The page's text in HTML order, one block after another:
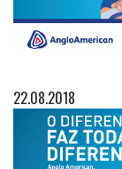
22.08.2018